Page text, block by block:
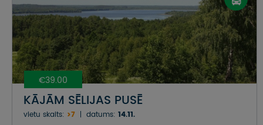
€39.00
KĀJĀM SĒLIJAS PUSĒ
vietu skaits: >7 datums: 14.11.